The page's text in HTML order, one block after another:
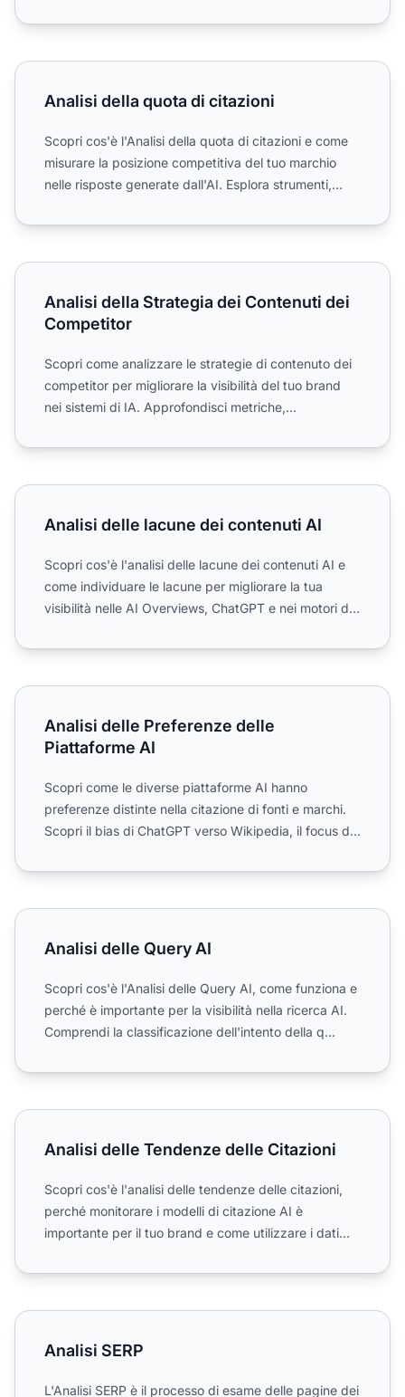
Analisi della quota di citazioni
Analisi della quota di citazioni
Scopri cos'è l'Analisi della quota di citazioni e come
misurare la posizione competitiva del tuo marchio
nelle risposte generate dall'AI. Esplora strumenti,
Analisi della Strategia dei Contenuti dei Competitor
Analisi della Strategia dei Contenuti dei
Competitor
Scopri come analizzare le strategie di contenuto dei
competitor per migliorare la visibilità del tuo brand
nei sistemi di IA. Approfondisci metriche,
Analisi delle lacune dei contenuti AI
Analisi delle lacune dei contenuti AI
Scopri cos'è l'analisi delle lacune dei contenuti AI e
come individuare le lacune per migliorare la tua
visibilità nelle AI Overviews, ChatGPT e nei motori di
Analisi delle Preferenze delle Piattaforme AI
Analisi delle Preferenze delle
Piattaforme AI
Scopri come le diverse piattaforme AI hanno
preferenze distinte nella citazione di fonti e marchi.
Scopri il bias di ChatGPT verso Wikipedia, il focus di
Analisi delle Query AI
Analisi delle Query AI
Scopri cos'è l'Analisi delle Query AI, come funziona e
perché è importante per la visibilità nella ricerca AI.
Comprendi la classificazione dell'intento della q...
Analisi delle Tendenze delle Citazioni
Analisi delle Tendenze delle Citazioni
Scopri cos'è l'analisi delle tendenze delle citazioni,
perché monitorare i modelli di citazione AI è
importante per il tuo brand e come utilizzare i dati
Analisi SERP
Analisi SERP
L'Analisi SERP è il processo di esame delle pagine dei